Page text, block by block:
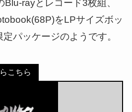
rayとレコード3枚組、
をLPサイズボッ
パッケージのようです。
こちら